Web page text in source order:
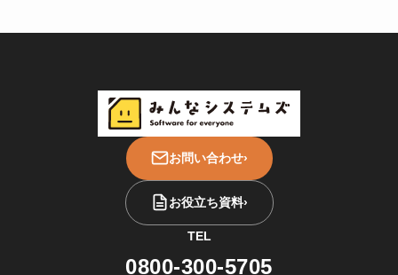
お問い合わせ›
お役立ち資料›
TEL
0800-300-5705